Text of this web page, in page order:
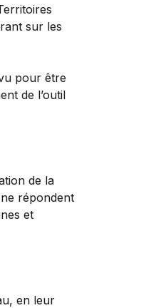
sur les
pour être
de l’outil
de la
répondent
et
en leur